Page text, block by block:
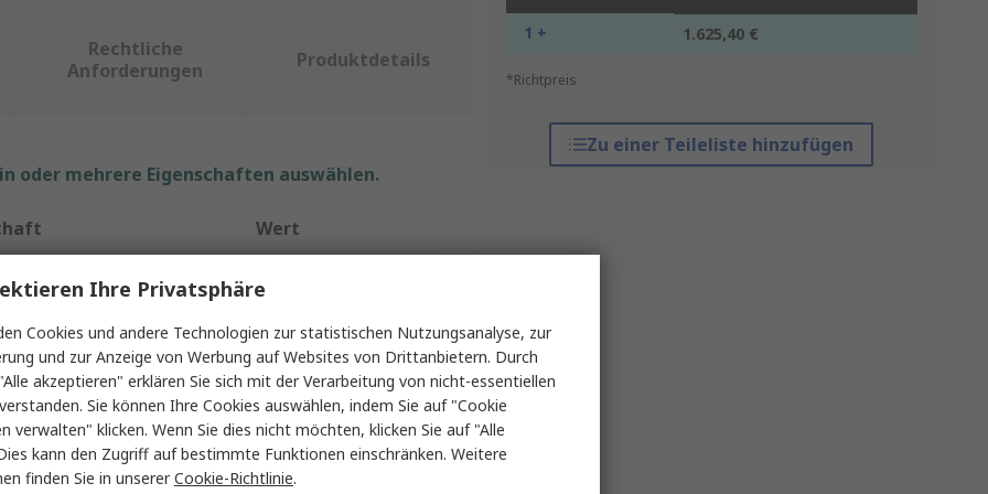
1 + 1.625,40 €
*Richtpreis
Zu einer Teileliste hinzufügen
Rechtliche
Anforderungen
Produktdetails
oder mehrere Eigenschaften auswählen.
Wert
C40S
40mm
Sender
Ihre Privatsphäre
Cookies und andere Technologien zur statistischen Nutzungsanalyse, zur
und zur Anzeige von Werbung auf Websites von Drittanbietern. Durch
akzeptieren" erklären Sie sich mit der Verarbeitung von nicht-essentiellen
Sie können Ihre Cookies auswählen, indem Sie auf "Cookie
verwalten" klicken. Wenn Sie dies nicht möchten, klicken Sie auf "Alle
kann den Zugriff auf bestimmte Funktionen einschränken. Weitere
finden Sie in unsererCookie-Richtlinie.